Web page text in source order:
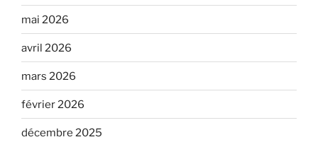
mai 2026
avril 2026
mars 2026
février 2026
décembre 2025